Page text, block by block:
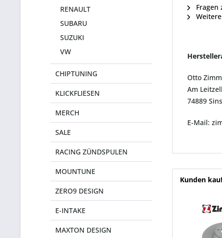
RENAULT
SUBARU
SUZUKI
VW
CHIPTUNING
KLICKFLIESEN
MERCH
SALE
RACING ZÜNDSPULEN
MOUNTUNE
ZERO9 DESIGN
E-INTAKE
MAXTON DESIGN
Fragen
Otto
Am
74889
E-Mail:
Kunden